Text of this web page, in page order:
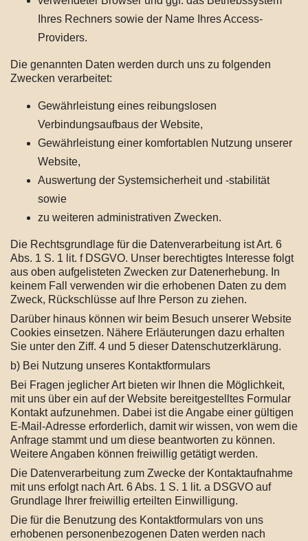
Ihres Rechners sowie der Name Ihres Access-
Providers.
Die genannten Daten werden durch uns zu folgenden
Zwecken verarbeitet:
Gewährleistung eines reibungslosen
Verbindungsaufbaus der Website,
Gewährleistung einer komfortablen Nutzung unserer
Website,
Auswertung der Systemsicherheit und -stabilität
sowie
zu weiteren administrativen Zwecken.
Die Rechtsgrundlage für die Datenverarbeitung ist Art. 6
Abs. 1 S. 1 lit. f DSGVO. Unser berechtigtes Interesse folgt
aus oben aufgelisteten Zwecken zur Datenerhebung. In
keinem Fall verwenden wir die erhobenen Daten zu dem
Zweck, Rückschlüsse auf Ihre Person zu ziehen.
Darüber hinaus können wir beim Besuch unserer Website
Cookies einsetzen. Nähere Erläuterungen dazu erhalten
Sie unter den Ziff. 4 und 5 dieser Datenschutzerklärung.
b) Bei Nutzung unseres Kontaktformulars
Bei Fragen jeglicher Art bieten wir Ihnen die Möglichkeit,
mit uns über ein auf der Website bereitgestelltes Formular
Kontakt aufzunehmen. Dabei ist die Angabe einer gültigen
E-Mail-Adresse erforderlich, damit wir wissen, von wem die
Anfrage stammt und um diese beantworten zu können.
Weitere Angaben können freiwillig getätigt werden.
Die Datenverarbeitung zum Zwecke der Kontaktaufnahme
mit uns erfolgt nach Art. 6 Abs. 1 S. 1 lit. a DSGVO auf
Grundlage Ihrer freiwillig erteilten Einwilligung.
Die für die Benutzung des Kontaktformulars von uns
erhobenen personenbezogenen Daten werden nach